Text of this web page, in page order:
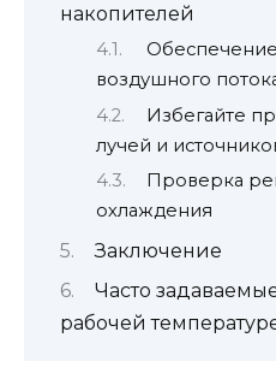
накопителей
воздушного
Избегайте
лучей и
Проверка
охлаждения
Заключение
Часто
рабочей